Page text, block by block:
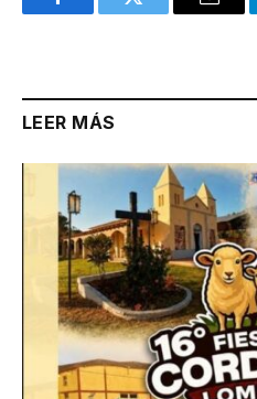
FacebookTwitter Email
LEER MÁS